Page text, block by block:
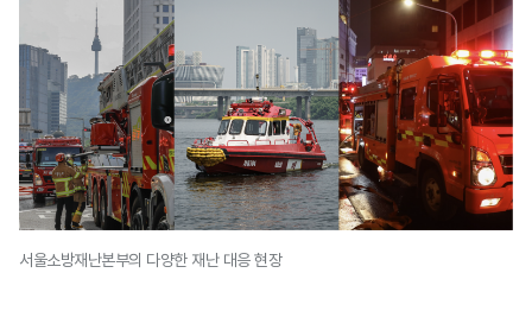
서울소방재난본부의 다양한 재난 대응 현장